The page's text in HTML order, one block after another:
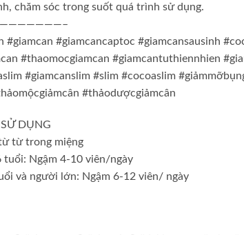
chăm sóc trong suốt quá trình sử dụng.
#giamcan #giamcancaptoc #giamcansausinh
#thaomocgiamcan #giamcantuthiennhien
#giamcanslim #slim #cocoaslim
#thảodượcgiảmcân
DỤNG
từ trong miệng
tuổi: Ngậm 4-10 viên/ngày
và người lớn: Ngậm 6-12 viên/ ngày